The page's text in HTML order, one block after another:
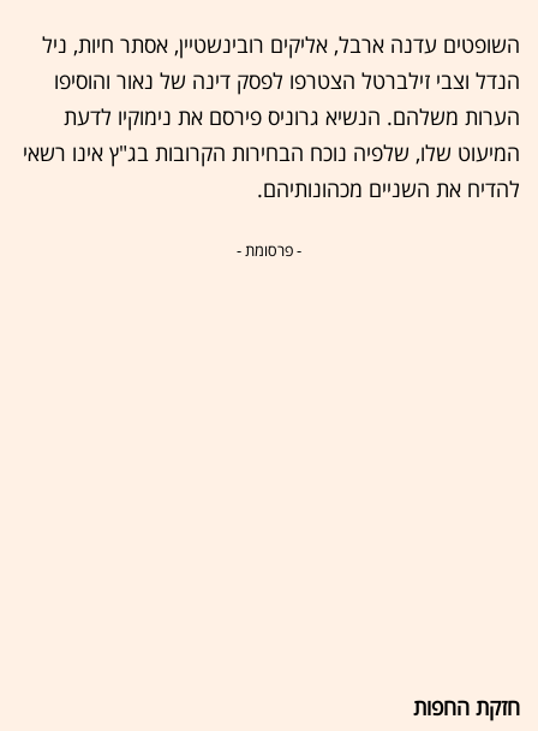
השופטים עדנה ארבל, אליקים רובינשטיין, אסתר חיות, ניל
הנדל וצבי זילברטל הצטרפו לפסק דינה של נאור והוסיפו
הערות משלהם. הנשיא גרוניס פירסם את נימוקיו לדעת
המיעוט שלו, שלפיה נוכח הבחירות הקרובות בג"ץ אינו רשאי
להדיח את השניים מכהונותיהם.
- פרסומת -
חזקת החפות